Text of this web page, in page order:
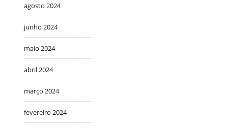
agosto 2024
junho 2024
maio 2024
abril 2024
março 2024
fevereiro 2024